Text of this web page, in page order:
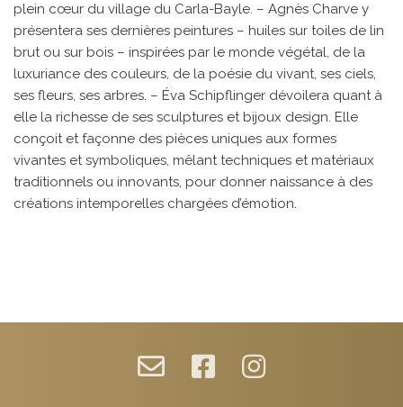
plein cœur du village du Carla-Bayle. – Agnès Charve y
présentera ses dernières peintures – huiles sur toiles de lin
brut ou sur bois – inspirées par le monde végétal, de la
luxuriance des couleurs, de la poésie du vivant, ses ciels,
ses fleurs, ses arbres. – Éva Schipflinger dévoilera quant à
elle la richesse de ses sculptures et bijoux design. Elle
conçoit et façonne des pièces uniques aux formes
vivantes et symboliques, mêlant techniques et matériaux
traditionnels ou innovants, pour donner naissance à des
créations intemporelles chargées d’émotion.